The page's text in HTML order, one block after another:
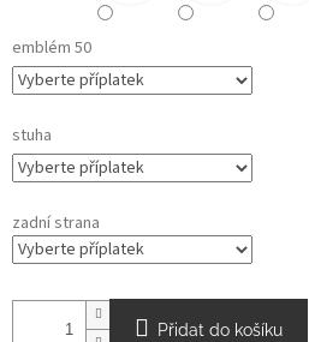
emblém 50
stuha
zadní strana
Přidat do košíku